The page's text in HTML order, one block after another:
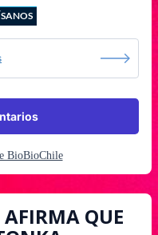
BioBioChile
AFIRMA QUE